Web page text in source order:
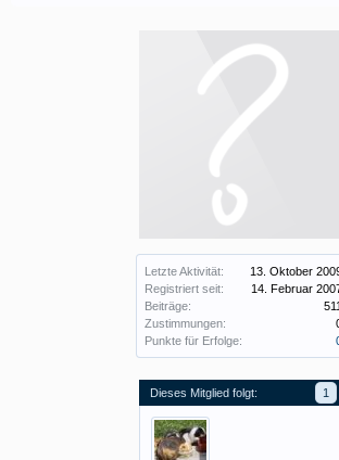
Letzte Aktivität:
13. Oktober
Registriert seit:
14. Februar
Beiträge:
511
Zustimmungen:
Punkte für Erfolge:
Dieses Mitglied folgt: 1